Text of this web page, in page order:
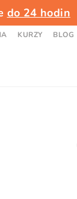
do 24 hodin
KURZY BLOG